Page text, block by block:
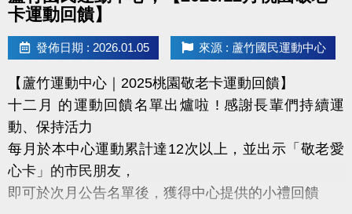
◆ 公益免費講座・限額30位
◆ 掃描 QR Code 填表報名，馬上卡位
◆ 報名連結：https://forms.gle/EtMsXpE4vdZeesNi9
卡運動回饋】
發佈日期 : 2026.01.05 來源 : 蘆竹國民運動中心
【蘆竹運動中心｜2025桃園敬老卡運動回饋】
十二月 的運動回饋名單出爐啦 ! 感謝長輩們持續運
動、保持活力
每月於本中心運動累計達12次以上，並出示「敬老愛
心卡」的市民朋友，
即可於次月公告名單後，獲得中心提供的小禮回饋